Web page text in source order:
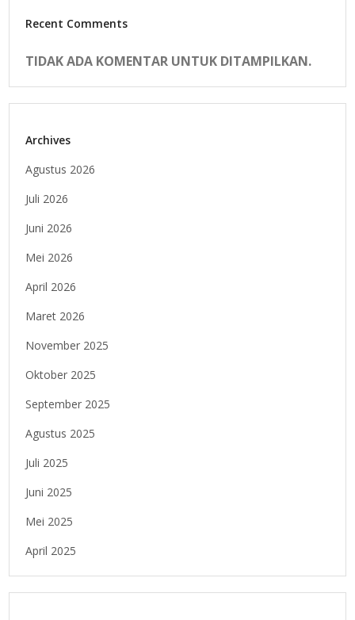
Recent Comments
TIDAK ADA KOMENTAR UNTUK DITAMPILKAN.
Archives
Agustus 2026
Juli 2026
Juni 2026
Mei 2026
April 2026
Maret 2026
November 2025
Oktober 2025
September 2025
Agustus 2025
Juli 2025
Juni 2025
Mei 2025
April 2025